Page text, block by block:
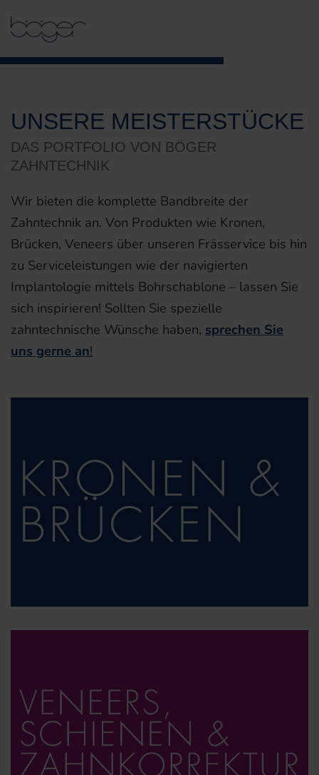
UNSERE MEISTERSTÜCKE
DAS PORTFOLIO VON BÖGER
ZAHNTECHNIK
Wir bieten die komplette Bandbreite der
Zahntechnik an. Von Produkten wie Kronen,
Brücken, Veneers über unseren Frässervice bis hin
zu Serviceleistungen wie der navigierten
Implantologie mittels Bohrschablone – lassen Sie
sich inspirieren! Sollten Sie spezielle
zahntechnische Wünsche haben, sprechen Sie
uns gerne an!